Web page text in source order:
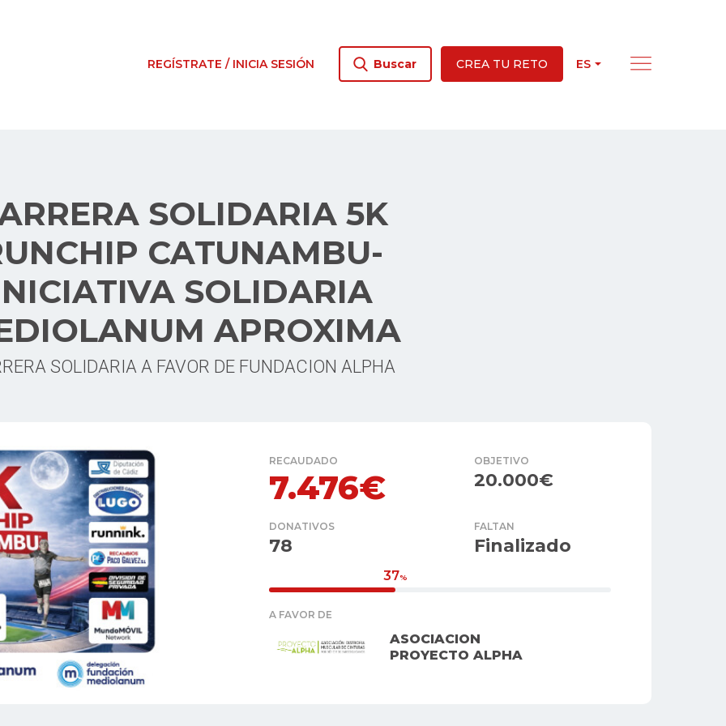
REGÍSTRATE / INICIA SESIÓN Buscar CREA TU RETO ES
SOLIDARIA 5K
CATUNAMBU-
SOLIDARIA
APROXIMA
SOLIDARIA A FAVOR DE FUNDACION ALPHA
RECAUDADO
7.476€
OBJETIVO
20.000€
DONATIVOS
78
FALTAN
Finalizado
37%
A FAVOR DE
ASOCIACION
PROYECTO ALPHA